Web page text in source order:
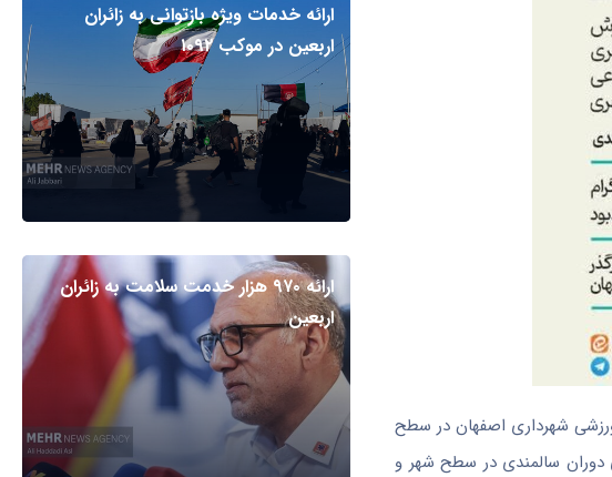
شهرداری اصفهان در سطح
سالمندی در سطح شهر و
ارائه خدمات ویژه بازتوانی به زائران
اربعین در موکب ۱۰۹۲
ارائه ۹۷۰ هزار خدمت سلامت به زائران
اربعین